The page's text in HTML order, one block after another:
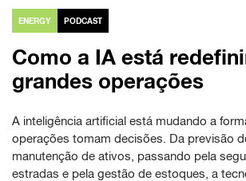
ENERGY PODCAST
Como a IA está
grandes operações
A inteligência artificial está mudando a
operações tomam decisões. Da previsão
manutenção de ativos, passando pela
estradas e pela gestão de estoques, a